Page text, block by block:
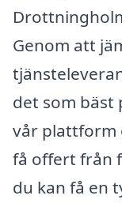
Genom att
det som bäst
vår plattform
få offert från
du kan få en